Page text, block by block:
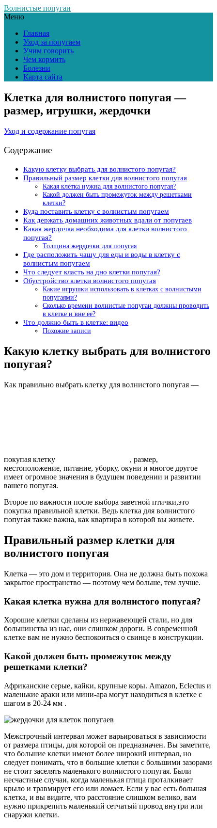
Волнистые попугаи
Меню
Главная
Уход за попугаем
Учим говорить
Чем кормить
Болезни
Карта сайта
Клетка для волнистого попугая —
размер, игрушки, жердочки
Уход и содержание попугая
Содержание
Какую клетку выбрать для волнистого попугая?
Правильный размер клетки для волнистого попугая
Какая клетка нужна для волнистого попугая?
Какой должен быть промежуток между решетками
клетки?
Куда поставить клетку с волнистым попугаем
Как держать домашних животных вдали от попугаев
Какая жердочка необходима для клетки волнистого
попугая?
Толщина жердочки для попугая
Где расположить чашу для еды и воды в клетку с
волнистым попугаем
Что следует класть на дно клетки попугая?
Обустройство клетки волнистого попугая
Какие игрушки использовать в клетках с волнистыми
попугаями?
Сколько времени волнистые попугаи должны проводить
в клетке и вне ее?
Что должно быть в клетке: видео
Похожие записи
Какую клетку выбрать для волнистого
попугая?
Как правильно выбрать клетку для волнистого попугая —
покупая клетку
, размер,
местоположение, питание, уборку, окуни и многое другое
имеет огромное значения в будущем поведении и развитии
вашего попугая.
Второе по важности после выбора заветной птички,это
покупка правильной клетки. Ведь клетка для волнистого
попугая также важна, как квартира в которой вы живете.
Правильный размер клетки для
волнистого попугая
Клетка — это дом и территория. Она не должна быть похожа
закрытое пространство — поэтому чем больше, тем лучше.
Какая клетка нужна для волнистого попугая?
Хорошие клетки сделаны из нержавеющей стали, но для
большинства из нас, они слишком дороги. В современной
клетке вам не нужно беспокоиться о свинце в конструкции.
Какой должен быть промежуток между
решетками клетки?
Африканские серые, кайки, крупные коры. Amazon, Eclectus и
маленькие араки или мини-ара могут находиться в клетке с
шагом в 20-24 мм .
Межстрочный интервал может варьироваться в зависимости
от размера птицы, для которой он предназначен. Вы заметите,
что большие клетки имеют более широкий интервал, но
следует понимать, что в большие клетки с большими зазорами
не стоит заселять маленького волнистого попугая. Были
несчастные случаи, когда маленькая птица проталкивает
крыло и травмирует его или ломает. Если у вас есть большая
клетка, и вы видите, что расстояние слишком велико, вам
нужно прикрепить маленький сетчатый провод внутри или
снаружи клетки.